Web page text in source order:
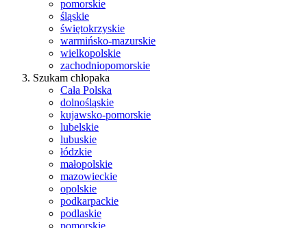
pomorskie
śląskie
świętokrzyskie
warmińsko-mazurskie
wielkopolskie
zachodniopomorskie
Szukam chłopaka
Cała Polska
dolnośląskie
kujawsko-pomorskie
lubelskie
lubuskie
łódzkie
małopolskie
mazowieckie
opolskie
podkarpackie
podlaskie
pomorskie